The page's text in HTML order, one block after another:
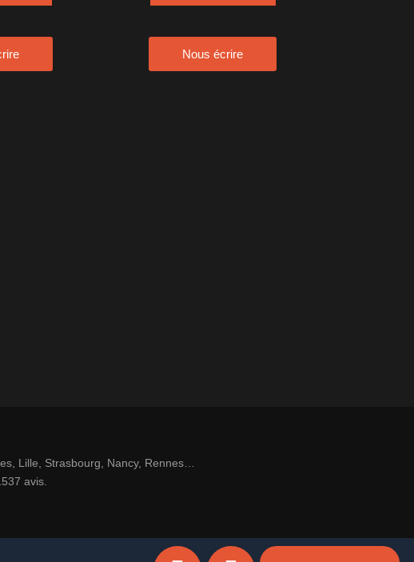
Nous écrire
Lille, Strasbourg, Nancy, Rennes…
avis.